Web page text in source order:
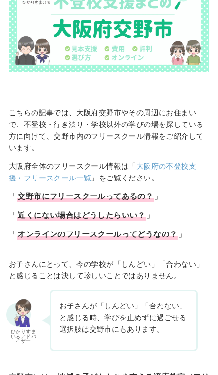
こちらの記事では、大阪府交野市やその周辺にお住まい
で、不登校・行き渋り・学校以外の学びの場を探している
方に向けて、交野市内のフリースクール情報をご紹介して
います。
大阪府全体のフリースクール情報は「大阪府の不登校支
援・フリースクール一覧 」をご覧ください。
「交野市にフリースクールってあるの？ 」
「近くにない場合はどうしたらいい？」
「オンラインのフリースクールってどうなの？ 」
お子さんにとって、今の学校が「しんどい」「合わない」
と感じることは決して珍しいことではありません。
ひかりすま
いるアドバ
イザー
お子さんが「しんどい」「合わない」
と感じる時、学びを止めずに過ごせる
選択肢は交野市にもあります。